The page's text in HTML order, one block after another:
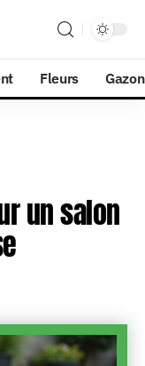
Fleurs Gazon
un salon